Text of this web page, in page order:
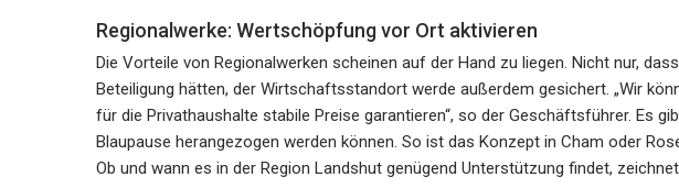
Regionalwerke: Wertschöpfung vor Ort aktivieren
Die Vorteile von Regionalwerken scheinen auf der Hand zu liegen. Nicht nur,
Beteiligung hätten, der Wirtschaftsstandort werde außerdem gesichert. „Wir
für die Privathaushalte stabile Preise garantieren“, so der Geschäftsführer. Es
Blaupause herangezogen werden können. So ist das Konzept in Cham oder
Ob und wann es in der Region Landshut genügend Unterstützung findet,